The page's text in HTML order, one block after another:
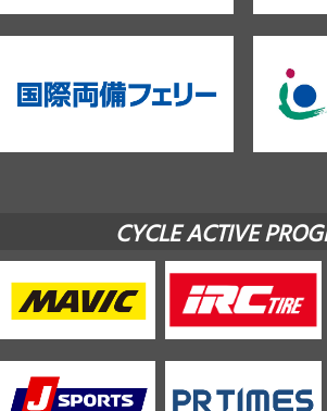
CYCLE ACTIVE